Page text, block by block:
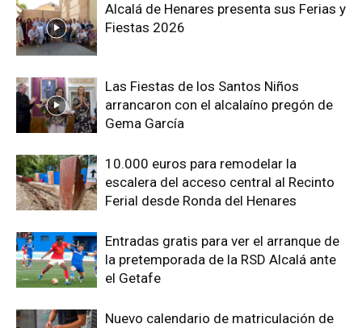
Alcalá de Henares presenta sus Ferias y
Fiestas 2026
Las Fiestas de los Santos Niños
arrancaron con el alcalaíno pregón de
Gema García
10.000 euros para remodelar la
escalera del acceso central al Recinto
Ferial desde Ronda del Henares
Entradas gratis para ver el arranque de
la pretemporada de la RSD Alcalá ante
el Getafe
Nuevo calendario de matriculación de